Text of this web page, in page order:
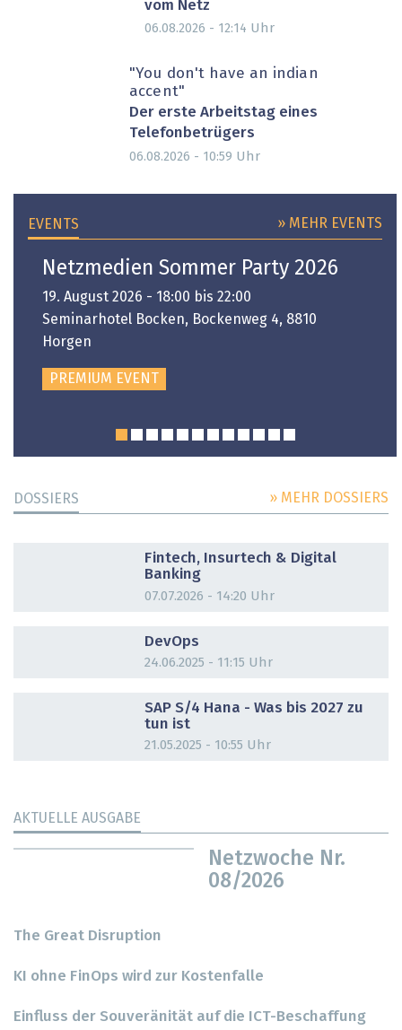
vom Netz
06.08.2026 - 12:14 Uhr
"You don't have an indian
accent"
Der erste Arbeitstag eines
Telefonbetrügers
06.08.2026 - 10:59 Uhr
EVENTS » MEHR EVENTS
Netzmedien Sommer Party 2026
19. August 2026 - 18:00 bis 22:00
Seminarhotel Bocken, Bockenweg 4, 8810
Horgen
PREMIUM EVENT
DOSSIERS » MEHR DOSSIERS
Fintech, Insurtech & Digital
Banking
07.07.2026 - 14:20 Uhr
DevOps
24.06.2025 - 11:15 Uhr
SAP S/4 Hana - Was bis 2027 zu
tun ist
21.05.2025 - 10:55 Uhr
AKTUELLE AUSGABE
Netzwoche Nr.
08/2026
The Great Disruption
KI ohne FinOps wird zur Kostenfalle
Einfluss der Souveränität auf die ICT-Beschaffung